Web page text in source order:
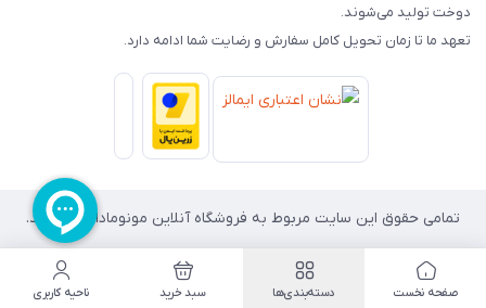
دوخت تولید می‌شوند.
تعهد ما تا زمان تحویل کامل سفارش و رضایت شما ادامه دارد.
تمامی حقوق این سایت مربوط به فروشگاه آنلاین مونومادام می باشد.
صفحه نخست دسته‌بندی‌ها سبد خرید ناحیه کاربری